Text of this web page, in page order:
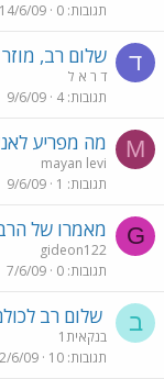
תגובות 0
14/6/09
ד שלום רב,
ד ר א ל
תגובות 4
9/6/09
M מה מפריע
mayan levi
תגובות 1
9/6/09
G מאמרו של
gideon122
תגובות 0
7/6/09
ב שלום רב
בנקאית1
תגובות 10
2/6/09